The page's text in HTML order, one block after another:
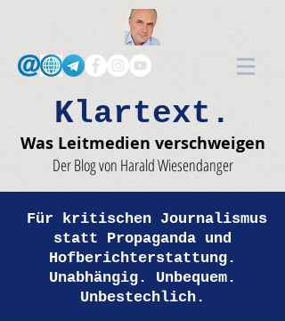
Klartext.
Was Leitmedien verschweigen
Der Blog von Harald Wiesendanger
Für kritischen Journalismus
statt Propaganda und
Hofberichterstattung.
Unabhängig. Unbequem.
Unbestechlich.